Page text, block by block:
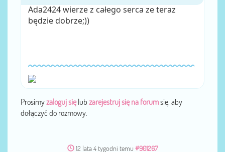
Ada2424 wierze z całego serca ze teraz
będzie dobrze;))
Prosimyzaloguj sięlub zarejestruj się na forumsię, aby
dołączyć do rozmowy.
12 lata 4 tygodni temu #901267